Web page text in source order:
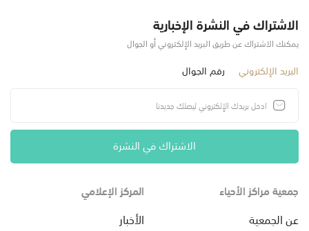
الاشتراك في النشرة الإخبارية
يمكنك الاشتراك عن طريق البريد الإلكتروني أو الجوال
البريد الإلكتروني رقم الجوال
الاشتراك في النشرة
جمعية مراكز الأحياء
عن الجمعية
المركز الإعلامي
الأخبار